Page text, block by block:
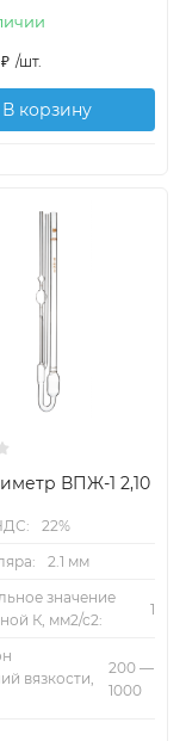
₽ /шт.
В корзину
ВПЖ-1 2,10
22%
2.1 мм
значение
К, мм2/с2:
1
вязкости,
200 —
1000